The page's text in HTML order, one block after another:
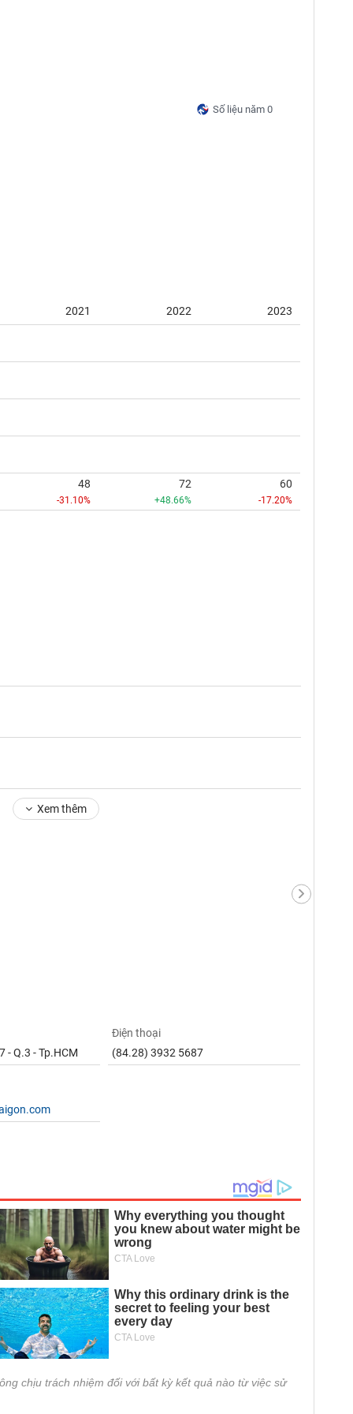
Số liệu năm 0
2021 2022 2023
48
-31.10%
72
+48.66%
60
-17.20%
Xem thêm
- Q.3 - Tp.HCM
Điện thoại
(84.28) 3932 5687
chịu trách nhiệm đối với bất kỳ kết quả nào từ việc sử